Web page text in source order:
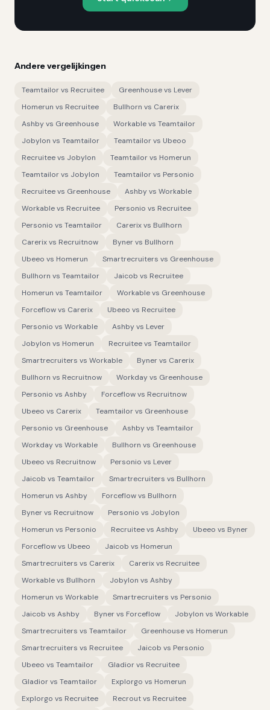
Andere vergelijkingen
Teamtailorvs Recruitee Greenhousevs Lever
Homerun vs Recruitee Bullhorn vs Carerix
Ashbyvs Greenhouse Workablevs Teamtailor
Jobylon vs Teamtailor Teamtailorvs Ubeoo
Recruiteevs Jobylon Teamtailorvs Homerun
Teamtailorvs Jobylon Teamtailorvs Personio
Recruiteevs Greenhouse Ashbyvs Workable
Workablevs Recruitee Personio vs Recruitee
Personio vs Teamtailor Carerixvs Bullhorn
Carerixvs Recruitnow Bynervs Bullhorn
Ubeeo vs Homerun Smartrecruiters vs Greenhouse
Bullhorn vs Teamtailor Jaicob vs Recruitee
Homerun vs Teamtailor Workablevs Greenhouse
Forceflowvs Carerix Ubeeo vs Recruitee
Personio vs Workable Ashbyvs Lever
Jobylon vs Homerun Recruiteevs Teamtailor
Smartrecruiters vs Workable Bynervs Carerix
Bullhorn vs Recruitnow Workdayvs Greenhouse
Personio vs Ashby Forceflowvs Recruitnow
Ubeeo vs Carerix Teamtailorvs Greenhouse
Personio vs Greenhouse Ashbyvs Teamtailor
Workdayvs Workable Bullhorn vs Greenhouse
Ubeeo vs Recruitnow Personio vs Lever
Jaicob vs Teamtailor Smartrecruiters vs Bullhorn
Homerun vs Ashby Forceflowvs Bullhorn
Bynervs Recruitnow Personio vs Jobylon
Homerun vs Personio Recruiteevs Ashby Ubeeo vs Byner
Forceflowvs Ubeeo Jaicob vs Homerun
Smartrecruiters vs Carerix Carerixvs Recruitee
Workablevs Bullhorn Jobylon vs Ashby
Homerun vs Workable Smartrecruiters vs Personio
Jaicob vs Ashby Bynervs Forceflow Jobylon vs Workable
Smartrecruiters vs Teamtailor Greenhousevs Homerun
Smartrecruiters vs Recruitee Jaicob vs Personio
Ubeeo vs Teamtailor Gladiorvs Recruitee
Gladiorvs Teamtailor Explorgo vs Homerun
Explorgo vs Recruitee Recroutvs Recruitee